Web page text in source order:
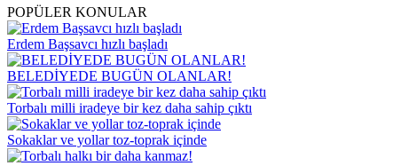
POPÜLER KONULAR
Erdem Başsavcı hızlı başladı
BELEDİYEDE BUGÜN OLANLAR!
Torbalı milli iradeye bir kez daha sahip çıktı
Sokaklar ve yollar toz-toprak içinde